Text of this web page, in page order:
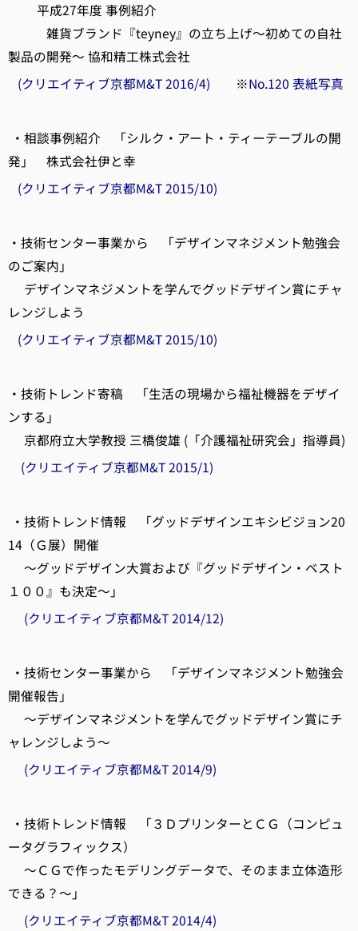
平成27年度 事例紹介
雑貨ブランド『teyney』の立ち上げ～初めての自社
製品の開発～ 協和精工株式会社
(クリエイティブ京都M&T 2016/4) ※No.120 表紙写真
・相談事例紹介 「シルク・アート・ティーテーブルの開
発」 株式会社伊と幸
(クリエイティブ京都M&T 2015/10)
・技術センター事業から 「デザインマネジメント勉強会
のご案内」
デザインマネジメントを学んでグッドデザイン賞にチャ
レンジしよう
(クリエイティブ京都M&T 2015/10)
・技術トレンド寄稿 「生活の現場から福祉機器をデザイ
ンする」
京都府立大学教授 三橋俊雄 (「介護福祉研究会」指導員)
(クリエイティブ京都M&T 2015/1)
・技術トレンド情報 「グッドデザインエキシビジョン20
14（Ｇ展）開催
～グッドデザイン大賞および『グッドデザイン・ベスト
１００』も決定～」
(クリエイティブ京都M&T 2014/12)
・技術センター事業から 「デザインマネジメント勉強会
開催報告」
～デザインマネジメントを学んでグッドデザイン賞にチ
ャレンジしよう～
(クリエイティブ京都M&T 2014/9)
・技術トレンド情報 「３ＤプリンターとＣＧ（コンピュ
ータグラフィックス）
～ＣＧで作ったモデリングデータで、そのまま立体造形
できる？～」
(クリエイティブ京都M&T 2014/4)